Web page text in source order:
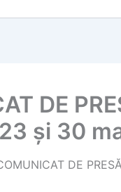
DE
și 30
DE